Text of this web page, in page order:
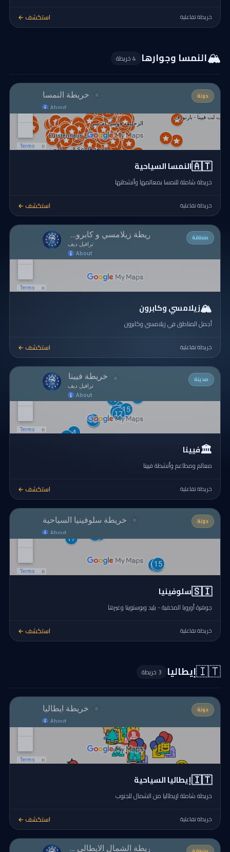
خريطة تفاعلية استكشف ←
🏔️النمسا وجوارها 4 خريطة
دولة
🇦🇹النمسا السياحية
خريطة شاملة للنمسا بمعالمها وأنشطتها
خريطة تفاعلية استكشف ←
منطقة
🏔️زيلامسي وكابرون
أجمل المناطق في زيلامسي وكابرون
خريطة تفاعلية استكشف ←
مدينة
🏛️فيينا
معالم ومطاعم وأنشطة فيينا
خريطة تفاعلية استكشف ←
دولة
🇸🇮سلوفينيا
جوهرة أوروبا المخفية - بليد وبوستوينا وغيرها
خريطة تفاعلية استكشف ←
🇮🇹إيطاليا 3 خريطة
دولة
🇮🇹إيطاليا السياحية
خريطة شاملة لإيطاليا من الشمال للجنوب
خريطة تفاعلية استكشف ←